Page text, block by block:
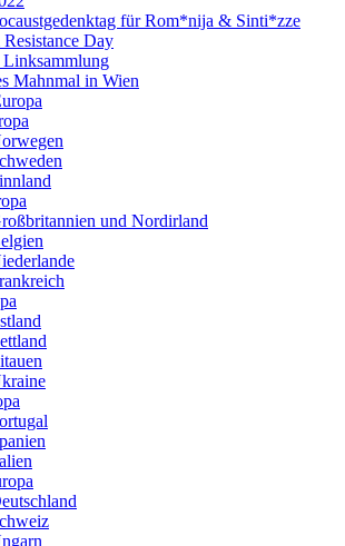
für Rom*nija & Sinti*zze
Day
Linksammlung
Mahnmal in Wien
und Nordirland